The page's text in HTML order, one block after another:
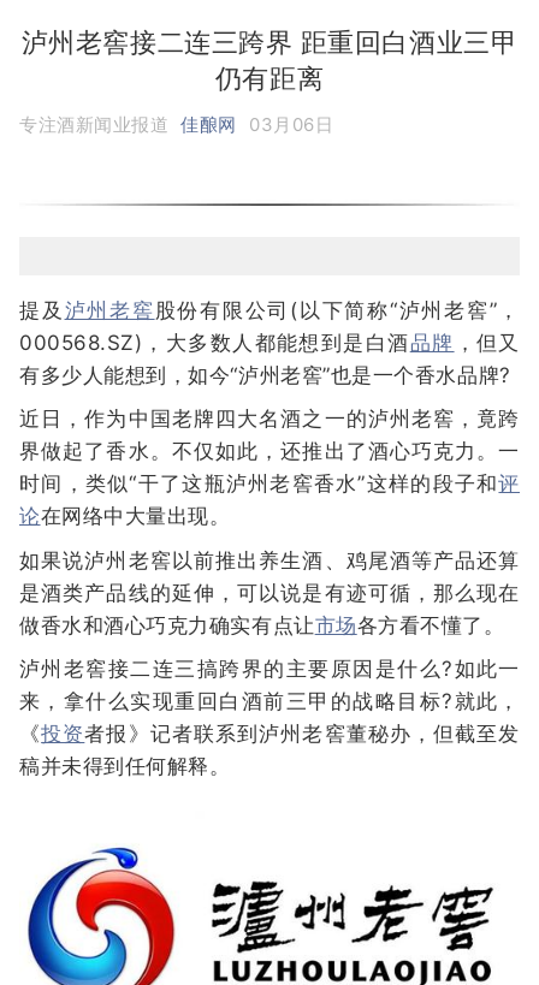
泸州老窖接二连三跨界 距重回白酒业三甲
仍有距离
专注酒新闻业报道 佳酿网 03月06日
提及 泸州老窖 股份有限公司(以下简称“泸州老窖”，
000568.SZ)，大多数人都能想到是白酒品牌 ，但又
有多少人能想到，如今“泸州老窖”也是一个香水品牌?
近日，作为中国老牌四大名酒之一的泸州老窖，竟跨
界做起了香水。不仅如此，还推出了酒心巧克力。一
时间，类似“干了这瓶泸州老窖香水”这样的段子和评
论在网络中大量出现。
如果说泸州老窖以前推出养生酒、鸡尾酒等产品还算
是酒类产品线的延伸，可以说是有迹可循，那么现在
做香水和酒心巧克力确实有点让市场各方看不懂了。
泸州老窖接二连三搞跨界的主要原因是什么?如此一
来，拿什么实现重回白酒前三甲的战略目标?就此，
《投资者报》记者联系到泸州老窖董秘办，但截至发
稿并未得到任何解释。